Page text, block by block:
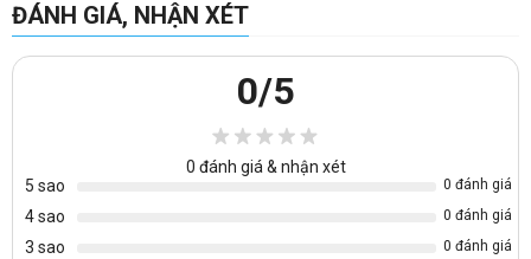
ĐÁNH GIÁ, NHẬN XÉT
0/5
0 đánh giá & nhận xét
5 sao
0 đánh giá
4 sao 0 đánh giá
3 sao 0 đánh giá